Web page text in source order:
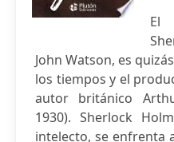
El
John Watson, es
los tiempos y el
autor británico
1930). Sherlock
intelecto, se enfrenta